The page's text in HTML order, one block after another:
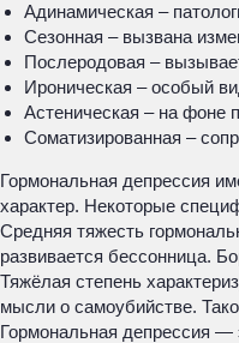
Адинамическая –
Сезонная – вызвана
Послеродовая –
Ироническая – особый
Астеническая – на фоне
Соматизированная –
Гормональная депрессия
характер. Некоторые
Средняя тяжесть
развивается бессонница.
Тяжёлая степень
мысли о самоубийстве.
Гормональная депрессия —